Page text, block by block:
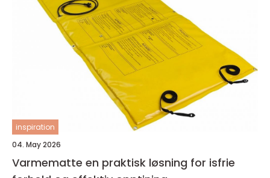
inspiration
04. May 2026
Varmematte en praktisk løsning for isfrie